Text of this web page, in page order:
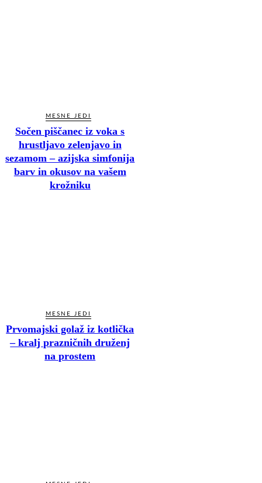
MESNE JEDI
Sočen piščanec iz voka s
hrustljavo zelenjavo in
sezamom – azijska simfonija
barv in okusov na vašem
krožniku
MESNE JEDI
Prvomajski golaž iz kotlička
– kralj prazničnih druženj
na prostem